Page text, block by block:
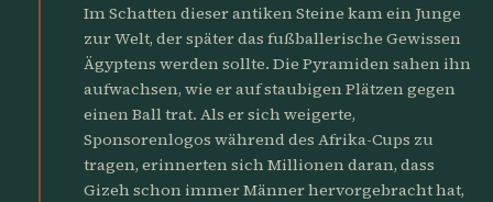
Im Schatten dieser antiken Steine kam ein Junge
zur Welt, der später das fußballerische Gewissen
Ägyptens werden sollte. Die Pyramiden sahen ihn
aufwachsen, wie er auf staubigen Plätzen gegen
einen Ball trat. Als er sich weigerte,
Sponsorenlogos während des Afrika-Cups zu
tragen, erinnerten sich Millionen daran, dass
Gizeh schon immer Männer hervorgebracht hat,